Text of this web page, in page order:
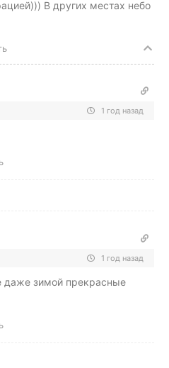
В других местах небо
1 год назад
1 год назад
даже зимой прекрасные